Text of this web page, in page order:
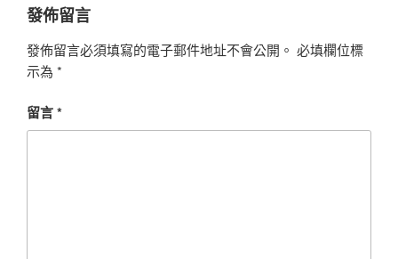
發佈留言
發佈留言必須填寫的電子郵件地址不會公開。 必填欄位標
示為 *
留言*